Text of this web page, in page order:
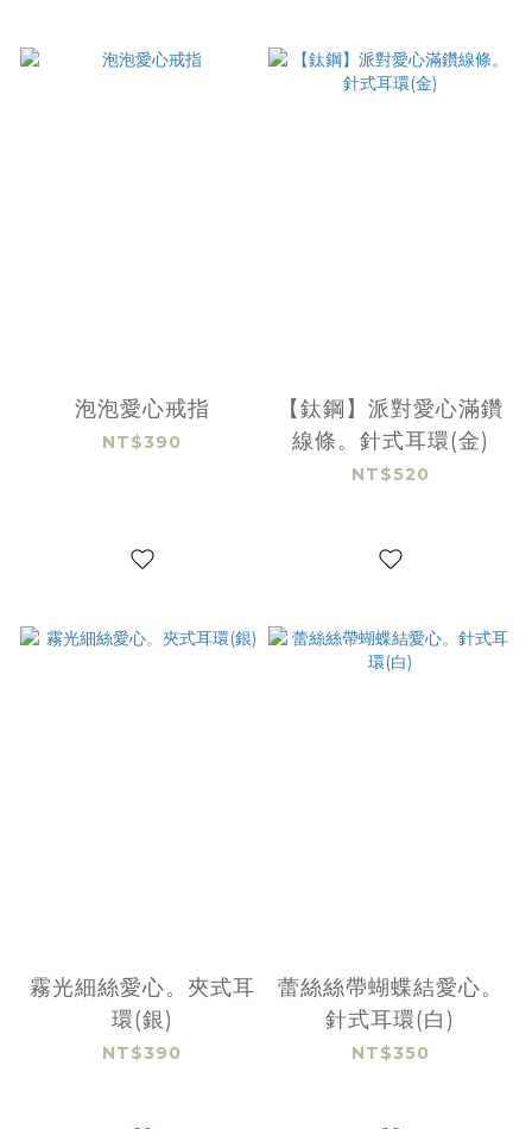
泡泡愛心戒指
NT$390
【鈦鋼】派對愛心滿鑽
線條。針式耳環(金)
NT$520
霧光細絲愛心。夾式耳
環(銀)
NT$390
蕾絲絲帶蝴蝶結愛心。
針式耳環(白)
NT$350